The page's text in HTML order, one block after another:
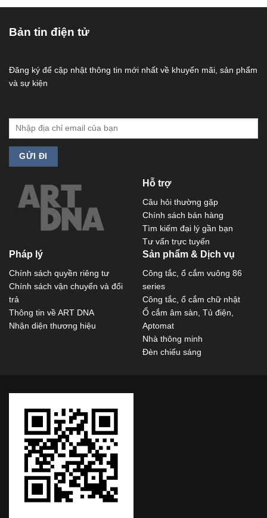
Bản tin điện tử
Đăng ký để cập nhật thông tin mới nhất về khuyến mãi, sản phẩm
và sự kiện
Hỗ trợ
Câu hỏi thường gặp
Chính sách bán hàng
Tìm kiếm đại lý gần bạn
Tư vấn trực tuyến
Pháp lý
Chính sách quyền riêng tư
Chính sách vận chuyển và đổi
trả
Thông tin về ART DNA
Nhận diện thương hiệu
Sản phẩm & Dịch vụ
Công tắc, ổ cắm vuông 86
series
Công tắc, ổ cắm chữ nhật
Ổ cắm âm sàn, Tủ điện,
Aptomat
Nhà thông minh
Đèn chiếu sáng